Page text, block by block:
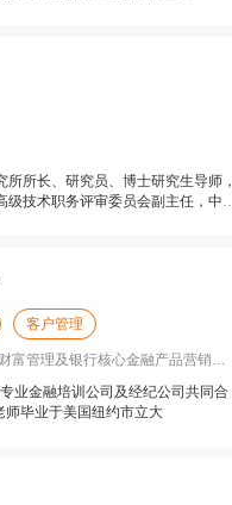
所长、研究员、博士研究生导师，
技术职务评审委员会副主任，中国
客户管理
理及银行核心金融产品营销》《透
业金融培训公司及经纪公司共同合
毕业于美国纽约市立大